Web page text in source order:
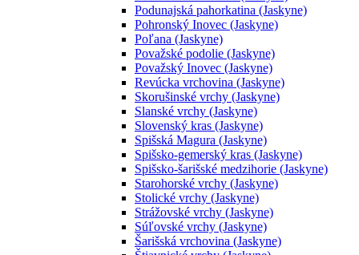
Podunajská pahorkatina (Jaskyne)
Pohronský Inovec (Jaskyne)
Poľana (Jaskyne)
Považské podolie (Jaskyne)
Považský Inovec (Jaskyne)
Revúcka vrchovina (Jaskyne)
Skorušinské vrchy (Jaskyne)
Slanské vrchy (Jaskyne)
Slovenský kras (Jaskyne)
Spišská Magura (Jaskyne)
Spišsko-gemerský kras (Jaskyne)
Spišsko-šarišské medzihorie (Jaskyne)
Starohorské vrchy (Jaskyne)
Stolické vrchy (Jaskyne)
Strážovské vrchy (Jaskyne)
Súľovské vrchy (Jaskyne)
Šarišská vrchovina (Jaskyne)